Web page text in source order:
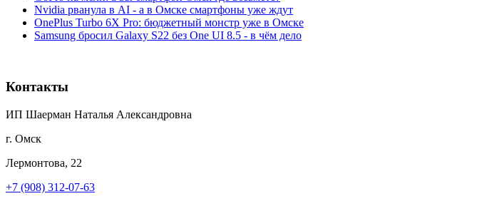
Nvidia рванула в AI - а в Омске смартфоны уже ждут
OnePlus Turbo 6X Pro: бюджетный монстр уже в Омске
Samsung бросил Galaxy S22 без One UI 8.5 - в чём дело
Контакты
ИП Шаерман Наталья Александровна
г. Омск
Лермонтова, 22
+7 (908) 312-07-63